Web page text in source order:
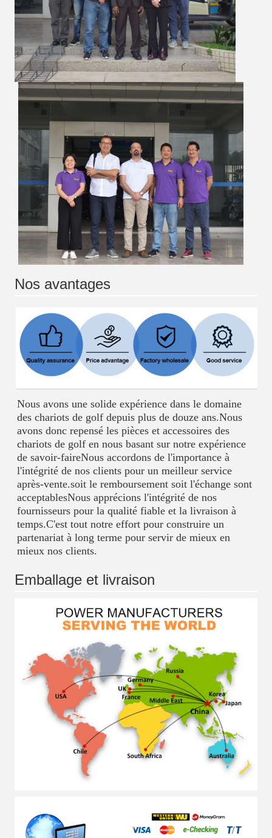
Nos avantages
Nous avons une solide expérience dans le domaine
des chariots de golf depuis plus de douze ans.Nous
avons donc repensé les pièces et accessoires des
chariots de golf en nous basant sur notre expérience
de savoir-faireNous accordons de l'importance à
l'intégrité de nos clients pour un meilleur service
après-vente.soit le remboursement soit l'échange sont
acceptablesNous apprécions l'intégrité de nos
fournisseurs pour la qualité fiable et la livraison à
temps.C'est tout notre effort pour construire un
partenariat à long terme pour servir de mieux en
mieux nos clients.
Emballage et livraison